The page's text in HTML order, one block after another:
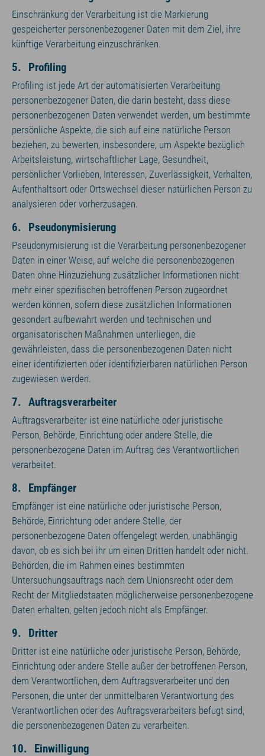
Einschränkung der Verarbeitung ist die Markierung
gespeicherter personenbezogener Daten mit dem Ziel, ihre
künftige Verarbeitung einzuschränken.
5. Profiling
Profiling ist jede Art der automatisierten Verarbeitung
personenbezogener Daten, die darin besteht, dass diese
personenbezogenen Daten verwendet werden, um bestimmte
persönliche Aspekte, die sich auf eine natürliche Person
beziehen, zu bewerten, insbesondere, um Aspekte bezüglich
Arbeitsleistung, wirtschaftlicher Lage, Gesundheit,
persönlicher Vorlieben, Interessen, Zuverlässigkeit, Verhalten,
Aufenthaltsort oder Ortswechsel dieser natürlichen Person zu
analysieren oder vorherzusagen.
6. Pseudonymisierung
Pseudonymisierung ist die Verarbeitung personenbezogener
Daten in einer Weise, auf welche die personenbezogenen
Daten ohne Hinzuziehung zusätzlicher Informationen nicht
mehr einer spezifischen betroffenen Person zugeordnet
werden können, sofern diese zusätzlichen Informationen
gesondert aufbewahrt werden und technischen und
organisatorischen Maßnahmen unterliegen, die
gewährleisten, dass die personenbezogenen Daten nicht
einer identifizierten oder identifizierbaren natürlichen Person
zugewiesen werden.
7. Auftragsverarbeiter
Auftragsverarbeiter ist eine natürliche oder juristische
Person, Behörde, Einrichtung oder andere Stelle, die
personenbezogene Daten im Auftrag des Verantwortlichen
verarbeitet.
8. Empfänger
Empfänger ist eine natürliche oder juristische Person,
Behörde, Einrichtung oder andere Stelle, der
personenbezogene Daten offengelegt werden, unabhängig
davon, ob es sich bei ihr um einen Dritten handelt oder nicht.
Behörden, die im Rahmen eines bestimmten
Untersuchungsauftrags nach dem Unionsrecht oder dem
Recht der Mitgliedstaaten möglicherweise personenbezogene
Daten erhalten, gelten jedoch nicht als Empfänger.
9. Dritter
Dritter ist eine natürliche oder juristische Person, Behörde,
Einrichtung oder andere Stelle außer der betroffenen Person,
dem Verantwortlichen, dem Auftragsverarbeiter und den
Personen, die unter der unmittelbaren Verantwortung des
Verantwortlichen oder des Auftragsverarbeiters befugt sind,
die personenbezogenen Daten zu verarbeiten.
10. Einwilligung